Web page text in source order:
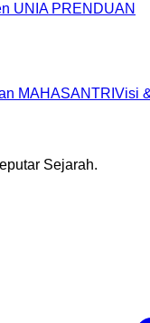
UNIA PRENDUAN
MAHASANTRI Visi
Sejarah.